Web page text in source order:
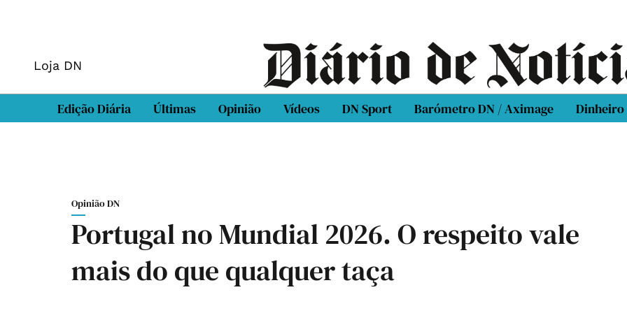
Loja DN
Edição Diária Últimas Opinião Vídeos DN Sport Barómetro DN / Aximage Dinheiro
Opinião DN
Portugal no Mundial 2026. O respeito vale
mais do que qualquer taça